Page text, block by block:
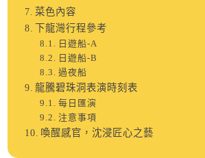
菜色內容
下龍灣行程參考
日遊船-A
日遊船-B
過夜船
龍騰碧珠洞表演時刻表
每日匯演
注意事項
喚醒感官，沈浸匠心之藝